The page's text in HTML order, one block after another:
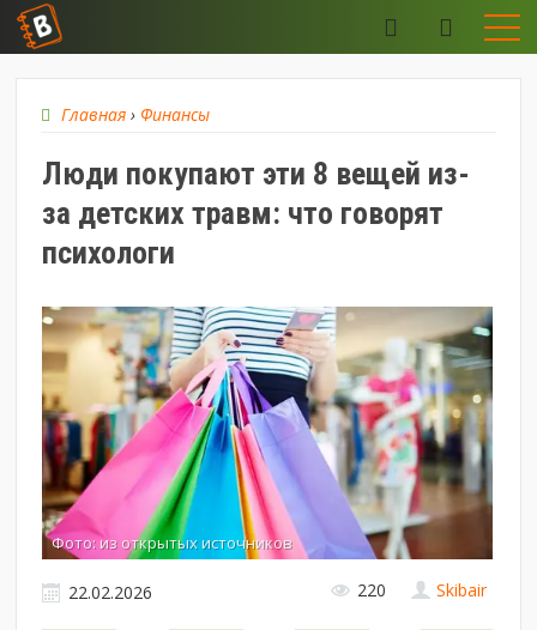
Главная › Финансы
Люди покупают эти 8 вещей из-
за детских травм: что говорят
психологи
Фото: из открытых источников
Skibair
22.02.2026 220